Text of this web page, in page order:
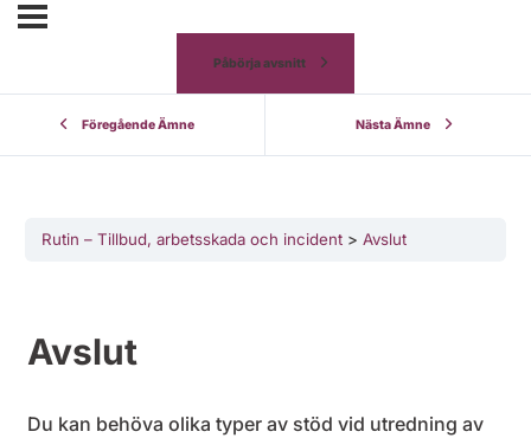
Påbörja avsnitt
Föregående Ämne Nästa Ämne
Rutin – Tillbud, arbetsskada och incident Avslut
Avslut
Du kan behöva olika typer av stöd vid utredning av